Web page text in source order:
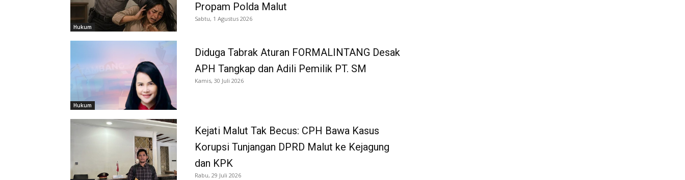
Hukum
Propam Polda Malut
Sabtu, 1 Agustus 2026
Hukum
Diduga Tabrak Aturan FORMALINTANG Desak
APH Tangkap dan Adili Pemilik PT. SM
Kamis, 30 Juli 2026
Kejati Malut Tak Becus: CPH Bawa Kasus
Korupsi Tunjangan DPRD Malut ke Kejagung
dan KPK
Rabu, 29 Juli 2026